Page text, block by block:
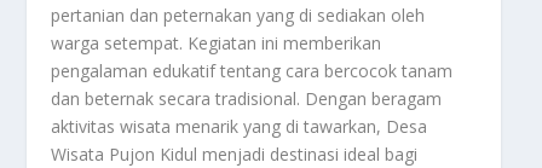
pertanian dan peternakan yang di sediakan oleh
warga setempat. Kegiatan ini memberikan
pengalaman edukatif tentang cara bercocok tanam
dan beternak secara tradisional. Dengan beragam
aktivitas wisata menarik yang di tawarkan, Desa
Wisata Pujon Kidul menjadi destinasi ideal bagi